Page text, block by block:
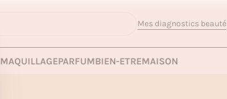
Mes diagnostics beauté
MAQUILLAGEPARFUMBIEN-ETREMAISON